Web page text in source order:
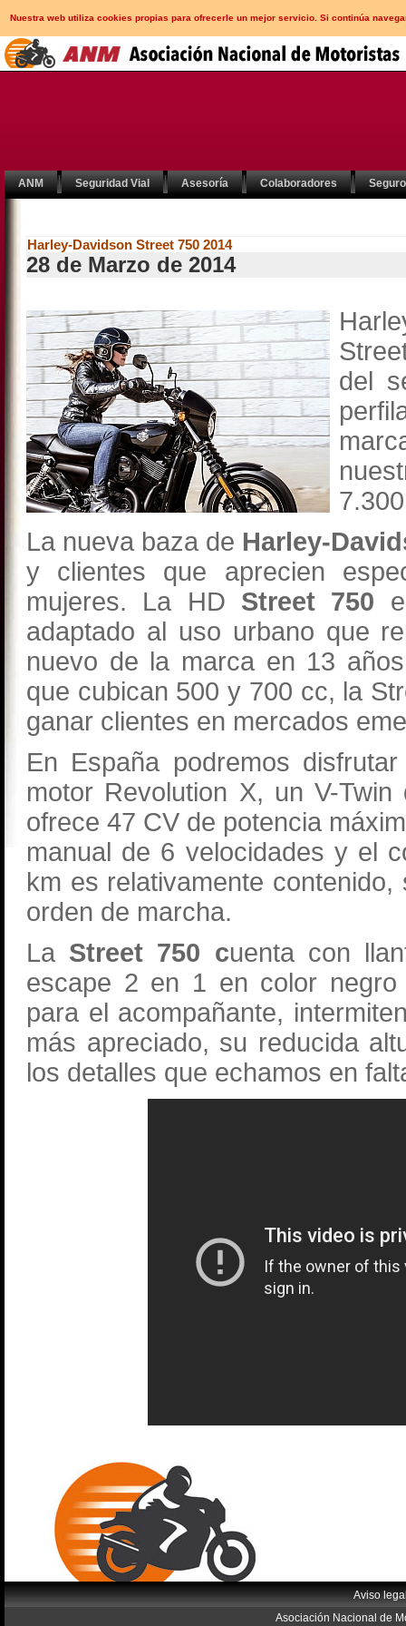
Nuestra web utiliza cookies propias para ofrecerle un mejor servicio. Si continúa
ANM Seguridad Vial Asesoría Colaboradores
Harley-Davidson Street 750 2014
28 de Marzo de 2014
del
La nueva baza de Harley-
y clientes que aprecien
mujeres. La HD Street 750
adaptado al uso urbano que
nuevo de la marca en 13
que cubican 500 y 700 cc, la
ganar clientes en mercados
En España podremos
motor Revolution X, un V-
ofrece 47 CV de potencia
manual de 6 velocidades y el
km es relativamente
orden de marcha.
La Street 750 cuenta con
escape 2 en 1 en color negro
para el acompañante,
más apreciado, su reducida
los detalles que echamos en
Aviso
Asociación Nacional de